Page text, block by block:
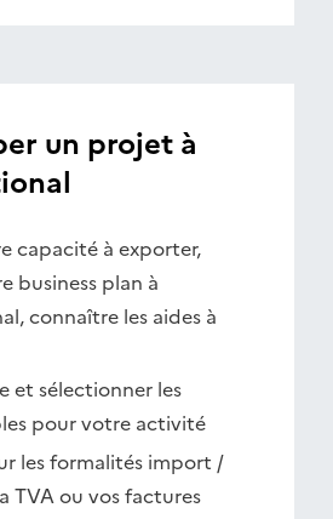
un projet à
capacité à exporter,
business plan à
connaître les aides à
et sélectionner les
pour votre activité
les formalités import /
TVA ou vos factures